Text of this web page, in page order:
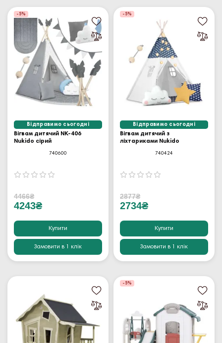
-5%
Відправимо сьогодні
Вігвам дитячий NK-406
Nukido сірий
740600
4466₴
4243₴
Купити
Замовити в 1 клік
-5%
Відправимо сьогодні
Вігвам дитячий з
ліхтариками Nukido
740424
2877₴
2734₴
Купити
Замовити в 1 клік
-5%